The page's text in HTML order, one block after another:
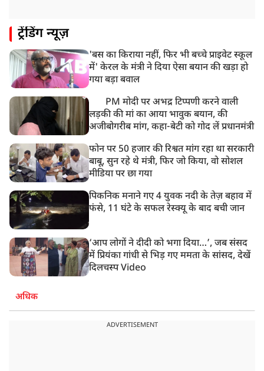
ट्रेंडिंग न्यूज़
'बस का किराया नहीं, फिर भी बच्चे प्राइवेट स्कूल
में' केरल के मंत्री ने दिया ऐसा बयान की खड़ा हो
गया बड़ा बवाल
PM मोदी पर अभद्र टिप्पणी करने वाली
लड़की की मां का आया भावुक बयान, की
अजीबोगरीब मांग, कहा-बेटी को गोद लें प्रधानमंत्री
फोन पर 50 हजार की रिश्वत मांग रहा था सरकारी
बाबू, सुन रहे थे मंत्री, फिर जो किया, वो सोशल
मीडिया पर छा गया
पिकनिक मनाने गए 4 युवक नदी के तेज़ बहाव में
फंसे, 11 घंटे के सफल रेस्क्यू के बाद बची जान
‘आप लोगों ने दीदी को भगा दिया…’, जब संसद
में प्रियंका गांधी से भिड़ गए ममता के सांसद, देखें
दिलचस्प Video
अधिक
ADVERTISEMENT